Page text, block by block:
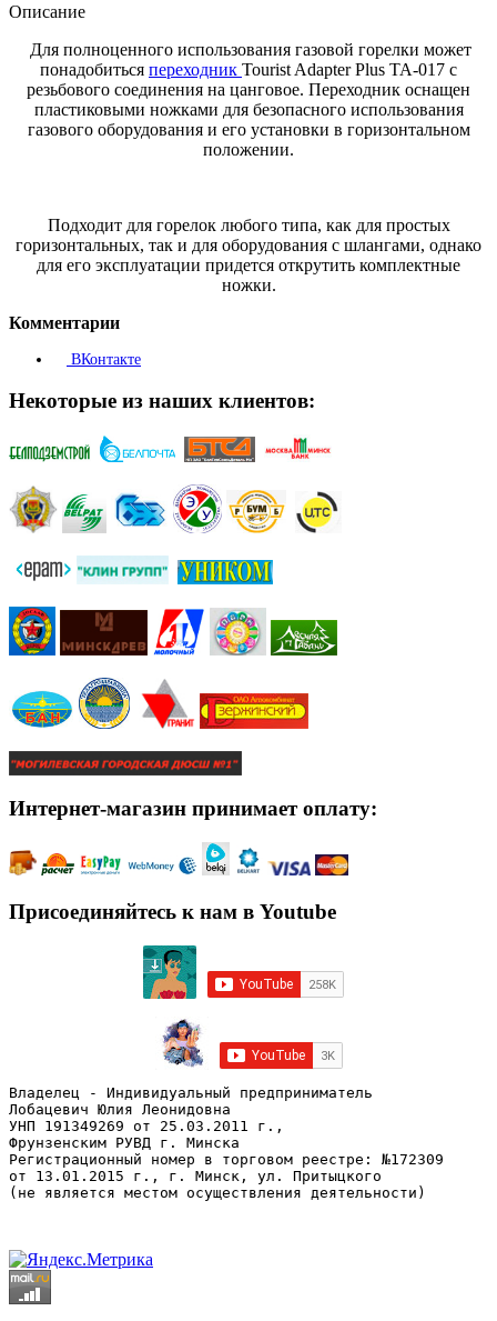
Описание
Для полноценного использования газовой горелки может
понадобиться переходник Tourist Adapter Plus TA-017 с
резьбового соединения на цанговое. Переходник оснащен
пластиковыми ножками для безопасного использования
газового оборудования и его установки в горизонтальном
положении.
Подходит для горелок любого типа, как для простых
горизонтальных, так и для оборудования с шлангами, однако
для его эксплуатации придется открутить комплектные
ножки.
Комментарии
ВКонтакте
Некоторые из наших клиентов:
Интернет-магазин принимает оплату:
Присоединяйтесь к нам в Youtube
Владелец - Индивидуальный предприниматель
Лобацевич Юлия Леонидовна
УНП 191349269 от 25.03.2011 г.,
Фрунзенским РУВД г. Минска
Регистрационный номер в торговом реестре: №172309
от 13.01.2015 г., г. Минск, ул. Притыцкого
(не является местом осуществления деятельности)